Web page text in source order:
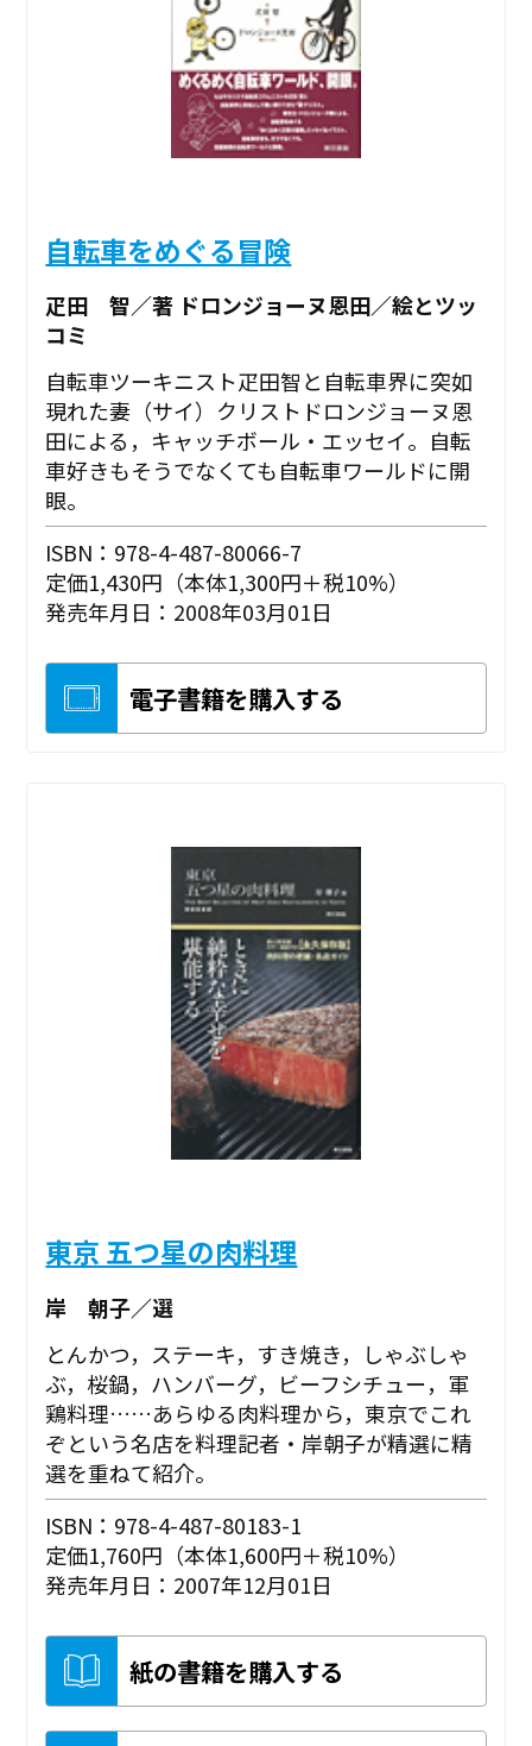
自転車をめぐる冒険
疋田 智／著 ドロンジョーヌ恩田／絵とツッ
コミ
自転車ツーキニスト疋田智と自転車界に突如
現れた妻（サイ）クリストドロンジョーヌ恩
田による，キャッチボール・エッセイ。自転
車好きもそうでなくても自転車ワールドに開
眼。
ISBN：978-4-487-80066-7
定価1,430円（本体1,300円＋税10%）
発売年月日：2008年03月01日
電子書籍を購入する
東京 五つ星の肉料理
岸 朝子／選
とんかつ，ステーキ，すき焼き，しゃぶしゃ
ぶ，桜鍋，ハンバーグ，ビーフシチュー，軍
鶏料理……あらゆる肉料理から，東京でこれ
ぞという名店を料理記者・岸朝子が精選に精
選を重ねて紹介。
ISBN：978-4-487-80183-1
定価1,760円（本体1,600円＋税10%）
発売年月日：2007年12月01日
紙の書籍を購入する